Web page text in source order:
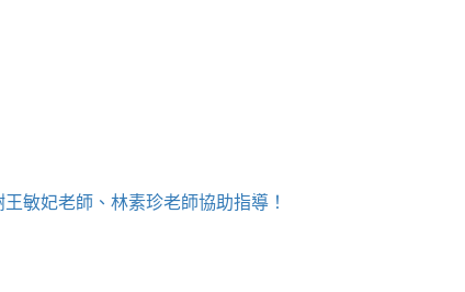
敏妃老師、林素珍老師協助指導！